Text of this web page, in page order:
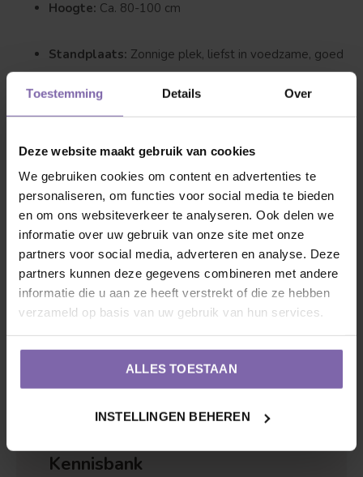
Toestemming Details Over
Deze website maakt gebruik van cookies
We gebruiken cookies om content en advertenties te
personaliseren, om functies voor social media te bieden
en om ons websiteverkeer te analyseren. Ook delen we
informatie over uw gebruik van onze site met onze
partners voor social media, adverteren en analyse. Deze
partners kunnen deze gegevens combineren met andere
informatie die u aan ze heeft verstrekt of die ze hebben
verzameld op basis van uw gebruik van hun services.
ALLES TOESTAAN
INSTELLINGEN BEHEREN
Hoogte: Ca. 80-100 cm
Standplaats: Zonnige plek, liefst in voedzame, goed
Ziekteresistent: Goed, weinig gevoelig voor
meeldauw en roest
De Rosa 'Nostalgie' is een sterke roos met stevige stelen
en goed gevulde bloemen. Dankzij haar lange bloeiperiode
en opvallende kleurcontrasten is deze theeroos een
aanwinst voor iedere tuin. Regelmatig snoeien en
bemesten bevordert de bloei en gezondheid van de plant.
Kennisbank